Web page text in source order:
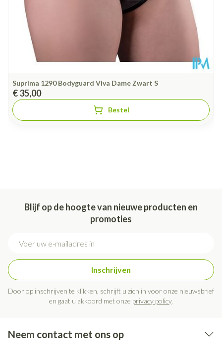
Suprima 1290 Bodyguard Viva Dame Zwart S
€ 35,00
Bestel
Blijf op de hoogte van nieuwe producten en
promoties
Inschrijven
Door op inschrijven te klikken, schrijft u zich in voor onze nieuwsbrief
en gaat u akkoord met onze privacy policy.
Neem contact met ons op